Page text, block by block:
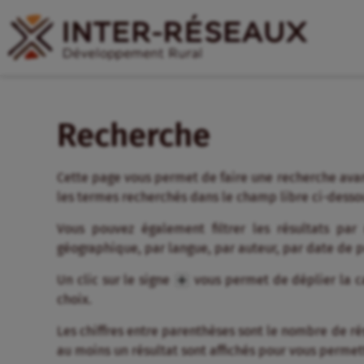
Recherche
Cette page vous permet de faire une recherche
les termes recherchés dans le champ libre ci-
Vous pouvez également filtrer les résultats
géographique, par langue, par auteur, par date de
Un clic sur le signe
vous permet de déplier la
choix.
Les chiffres entre parenthèses sont le nombre de
au moins un résultat sont affichés pour vous